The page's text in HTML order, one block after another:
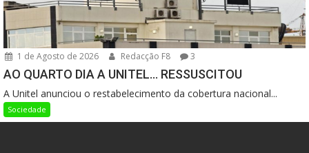
1 de Agosto de 2026 Redacção F8 3
AO QUARTO DIA A UNITEL… RESSUSCITOU
A Unitel anunciou o restabelecimento da cobertura nacional...
Sociedade